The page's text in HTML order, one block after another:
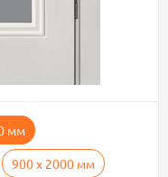
мм
900 х 2000 мм